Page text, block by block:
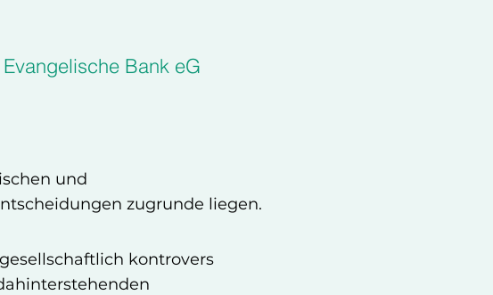
Bank eG
und
zugrunde liegen.
kontrovers